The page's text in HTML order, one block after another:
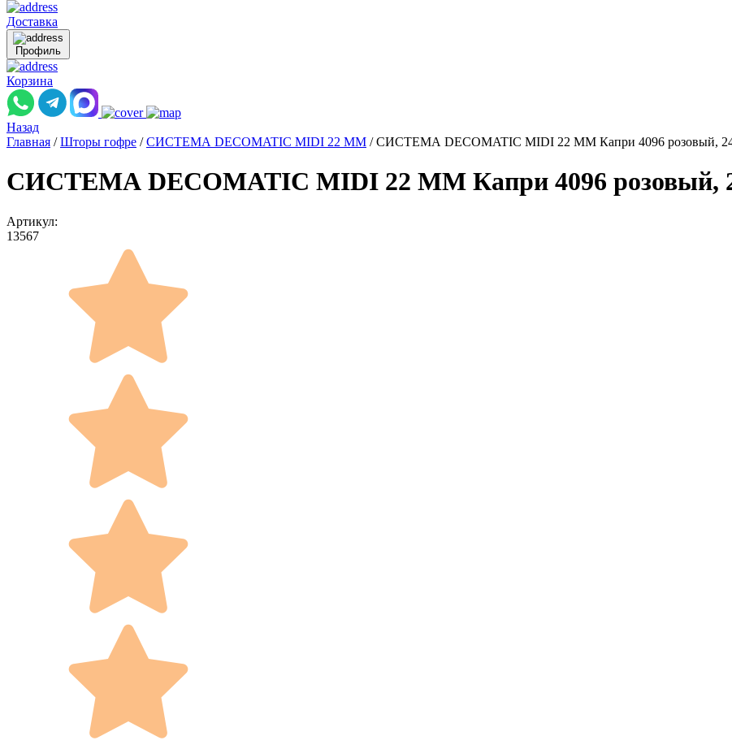
Доставка
Профиль
Корзина
Назад
Главная / Шторы гофре / СИСТЕМА DECOMATIC MIDI 22 ММ / СИСТЕМА DECOMATIC MIDI 22 ММ Капри 4096 розовый,
СИСТЕМА DECOMATIC MIDI 22 ММ Капри 4096 розовый,
Артикул:
13567